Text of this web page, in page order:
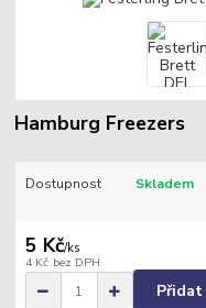
Hamburg Freezers
Dostupnost Skladem
5 Kč/ks
4 Kč bez DPH